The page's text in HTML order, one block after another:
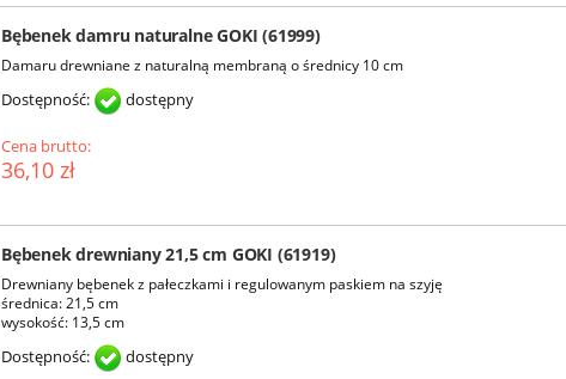
Bębenek damru naturalne GOKI (61999)
Damaru drewniane z naturalną membraną o średnicy 10 cm
Dostępność: dostępny
Cena brutto:
36,10 zł
Bębenek drewniany 21,5 cm GOKI (61919)
Drewniany bębenek z pałeczkami i regulowanym paskiem na szyję
średnica: 21,5 cm
wysokość: 13,5 cm
Dostępność: dostępny